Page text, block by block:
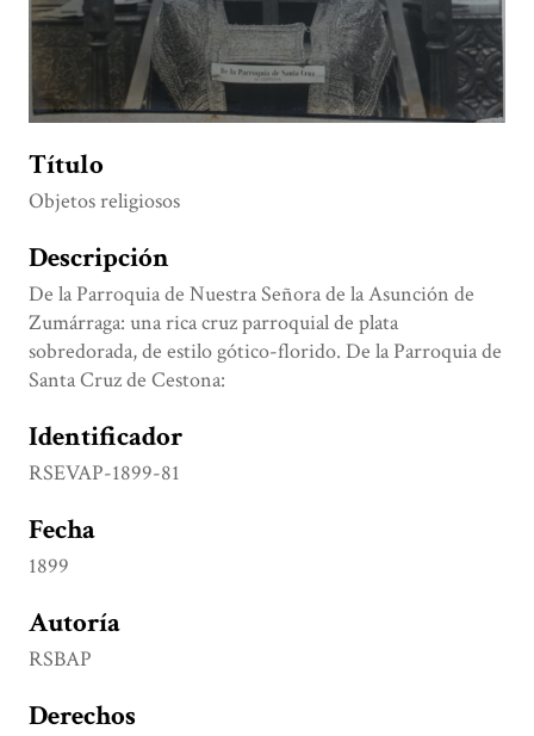
Título
Objetos religiosos
Descripción
De la Parroquia de Nuestra Señora de la Asunción de
Zumárraga: una rica cruz parroquial de plata
sobredorada, de estilo gótico-florido. De la Parroquia de
Santa Cruz de Cestona:
Identificador
RSEVAP-1899-81
Fecha
1899
Autoría
RSBAP
Derechos